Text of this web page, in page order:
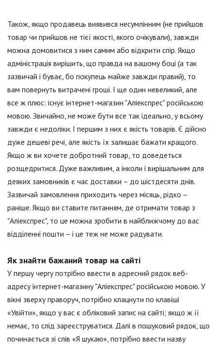
Також, якщо продавець виявився несумлінним (не прийшов
товар чи прийшов не тієї якості, якого очікували), завжди
можна домовитися з ним самим або відкрити спір. Якщо
адміністрація вирішить, що правда на вашому боці (а так
зазвичай і буває, бо покупець майже завжди правий), то
вам повернуть витрачені гроші. І ще один невеликий, але
все ж плюс: існує інтернет-магазин "Аліекспрес" російською
мовою. Звичайно, не може бути все так ідеально, у всьому
завжди є недоліки. І першим з них є якість товарів. Є дійсно
дуже дешеві речі, але якість їх залишає бажати кращого.
Якщо ж ви хочете добротний товар, то доведеться
розщедритися. Дуже важливим, а інколи і вирішальним для
деяких замовників є час доставки – до шістдесяти днів.
Зазвичай замовлення приходить через місяць, рідко –
раніше. Якщо ви ставите питанням, де отримати товар з
"Аліекспрес", то це можна зробити в найближчому до вас
відділенні пошти – і це теж не може радувати.
Як знайти бажаний товар на сайті
У першу чергу потрібно ввести в адресний рядок веб-
адресу інтернет-магазину "Аліекспрес" російською мовою. У
вікні зверху праворуч, потрібно клацнути по клавіші
«Увійти», якщо у вас є обліковий запис на сайті; якщо ж її
немає, то слід зареєструватися. Далі в пошуковий рядок, що
починається зі слів «Я шукаю», потрібно ввести назву